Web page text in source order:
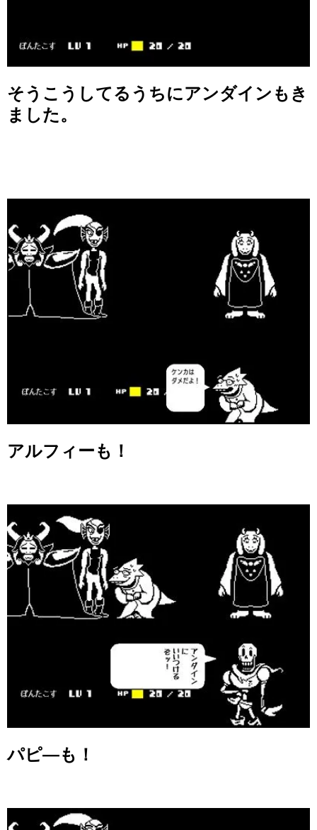
そうこうしてるうちにアンダインもき
ました。
アルフィーも！
パピ―も！